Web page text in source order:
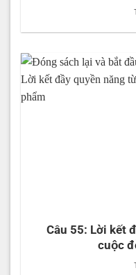
Câu 55: Lời kết
cuộc